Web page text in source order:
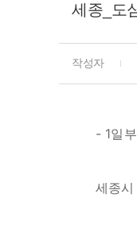
세종_도
작성자
- 1일
세종시